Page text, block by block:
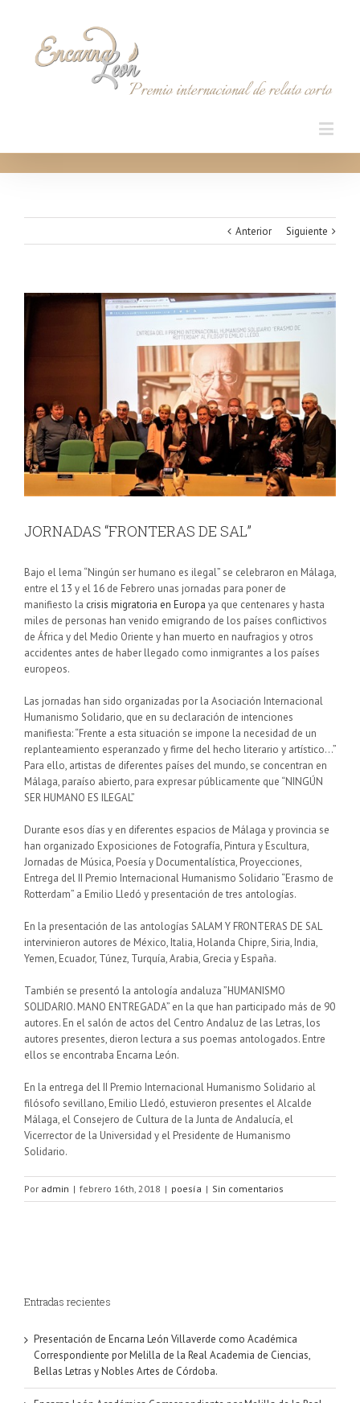
Anterior Siguiente
JORNADAS “FRONTERAS DE SAL”
Bajo el lema “Ningún ser humano es ilegal” se celebraron en Málaga,
entre el 13 y el 16 de Febrero unas jornadas para poner de
manifiesto la crisis migratoria en Europa ya que centenares y hasta
miles de personas han venido emigrando de los países conflictivos
de África y del Medio Oriente y han muerto en naufragios y otros
accidentes antes de haber llegado como inmigrantes a los países
europeos.
Las jornadas han sido organizadas por la Asociación Internacional
Humanismo Solidario, que en su declaración de intenciones
manifiesta: “Frente a esta situación se impone la necesidad de un
replanteamiento esperanzado y firme del hecho literario y artístico…”
Para ello, artistas de diferentes países del mundo, se concentran en
Málaga, paraíso abierto, para expresar públicamente que “NINGÚN
SER HUMANO ES ILEGAL”
Durante esos días y en diferentes espacios de Málaga y provincia se
han organizado Exposiciones de Fotografía, Pintura y Escultura,
Jornadas de Música, Poesía y Documentalística, Proyecciones,
Entrega del II Premio Internacional Humanismo Solidario “Erasmo de
Rotterdam” a Emilio Lledó y presentación de tres antologías.
En la presentación de las antologías SALAM Y FRONTERAS DE SAL
intervinieron autores de México, Italia, Holanda Chipre, Siria, India,
Yemen, Ecuador, Túnez, Turquía, Arabia, Grecia y España.
También se presentó la antología andaluza ”HUMANISMO
SOLIDARIO. MANO ENTREGADA” en la que han participado más de 90
autores. En el salón de actos del Centro Andaluz de las Letras, los
autores presentes, dieron lectura a sus poemas antologados. Entre
ellos se encontraba Encarna León.
En la entrega del II Premio Internacional Humanismo Solidario al
filósofo sevillano, Emilio Lledó, estuvieron presentes el Alcalde
Málaga, el Consejero de Cultura de la Junta de Andalucía, el
Vicerrector de la Universidad y el Presidente de Humanismo
Solidario.
Por admin | febrero 16th, 2018 | poesía | Sin comentarios
Entradas recientes
Presentación de Encarna León Villaverde como Académica
Correspondiente por Melilla de la Real Academia de Ciencias,
Bellas Letras y Nobles Artes de Córdoba.